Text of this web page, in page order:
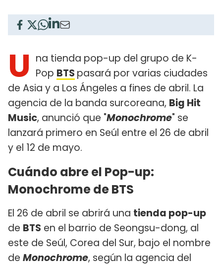
U na tienda pop-up del grupo de K-
Pop BTS pasará por varias ciudades
de Asia y a Los Ángeles a fines de abril. La
agencia de la banda surcoreana, Big Hit
Music, anunció que "Monochrome" se
lanzará primero en Seúl entre el 26 de abril
y el 12 de mayo.
Cuándo abre el Pop-up:
Monochrome de BTS
El 26 de abril se abrirá una tienda pop-up
de BTS en el barrio de Seongsu-dong, al
este de Seúl, Corea del Sur, bajo el nombre
de Monochrome, según la agencia del